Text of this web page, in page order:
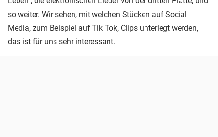
so weiter. Wir sehen, mit welchen Stücken auf Social
Media, zum Beispiel auf Tik Tok, Clips unterlegt werden,
das ist für uns sehr interessant.